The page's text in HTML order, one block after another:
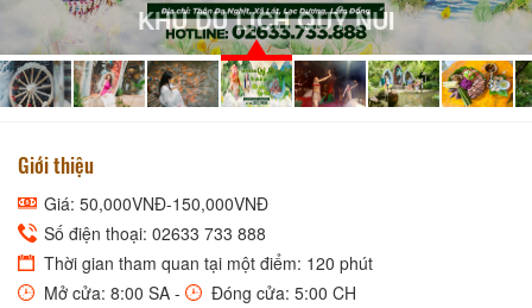
KHU DU LỊCH QUỶ NÚI
Giới thiệu
Giá: 50,000VNĐ-150,000VNĐ
Số điện thoại: 02633 733 888
Thời gian tham quan tại một điểm: 120 phút
Mở cửa: 8:00 SA -
Đóng cửa: 5:00 CH